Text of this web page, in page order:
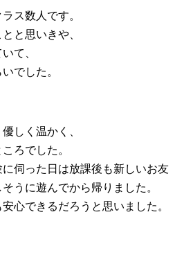
ス数人です。
と思いきや、
て、
でした。
しく温かく、
ろでした。
伺った日は放課後も新しいお友
うに遊んでから帰りました。
心できるだろうと思いました。